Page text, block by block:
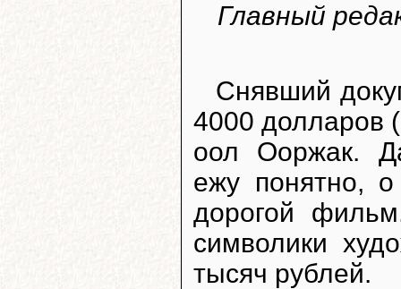
Главный
Снявший
4000 долларов
оол Ооржак.
ежу понятно,
дорогой
символики
тысяч рублей.